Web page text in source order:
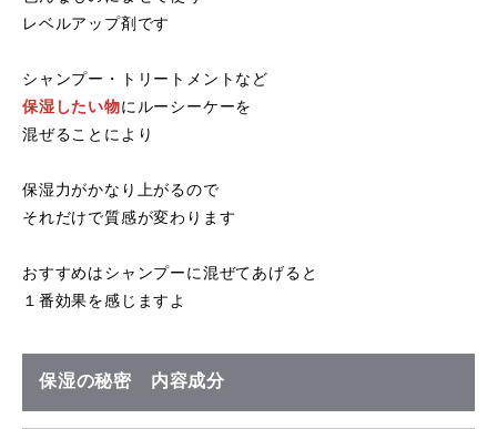
レベルアップ剤です
シャンプー・トリートメントなど
保湿したい物にルーシーケーを
混ぜることにより
保湿力がかなり上がるので
それだけで質感が変わります
おすすめはシャンプーに混ぜてあげると
１番効果を感じますよ
保湿の秘密 内容成分